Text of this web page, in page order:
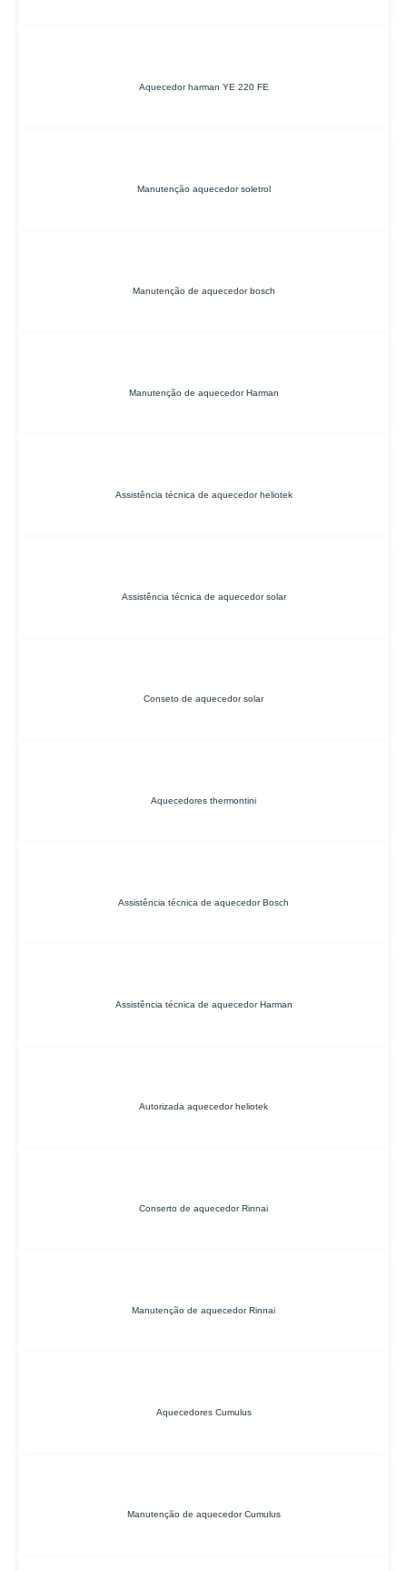
Aquecedor harman YE 220 FE
Manutenção aquecedor soletrol
Manutenção de aquecedor bosch
Manutenção de aquecedor Harman
Assistência técnica de aquecedor heliotek
Assistência técnica de aquecedor solar
Conseto de aquecedor solar
Aquecedores thermontini
Assistência técnica de aquecedor Bosch
Assistência técnica de aquecedor Harman
Autorizada aquecedor heliotek
Conserto de aquecedor Rinnai
Manutenção de aquecedor Rinnai
Aquecedores Cumulus
Manutenção de aquecedor Cumulus